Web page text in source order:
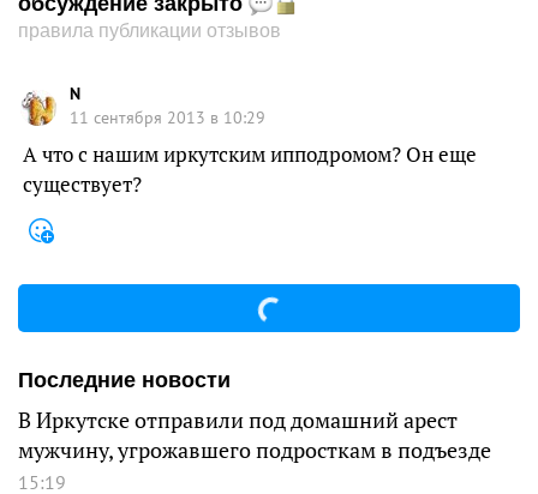
правила публикации отзывов
N
11 сентября 2013 в 10:29
А что с нашим иркутским ипподромом? Он еще
существует?
Последние новости
В Иркутске отправили под домашний арест
мужчину, угрожавшего подросткам в подъезде
15:19